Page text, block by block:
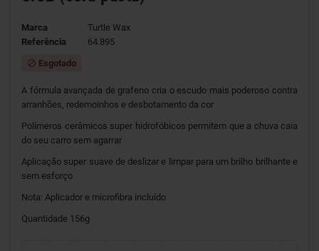
Marca
Turtle Wax
Referência
64.895
block Esgotado
A fórmula avançada de grafeno cria o escudo mais poderoso contra
arranhões, redemoinhos e desbotamento da cor
Polímeros cerâmicos super hidrofóbicos permitem que a chuva caia
do seu carro sem agarrar
Aplicação super suave de deslizar e limpar para um brilho brilhante e
sem esforço
Nota: Aplicador e microfibra incluído
Quantidade 156g